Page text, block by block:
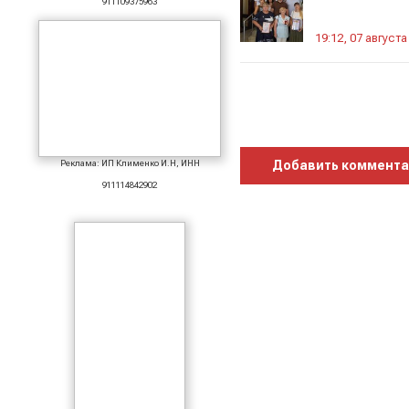
Реклама: ИП Клименко И.Н, ИНН
911114842902
19:12, 07 августа
Добавить